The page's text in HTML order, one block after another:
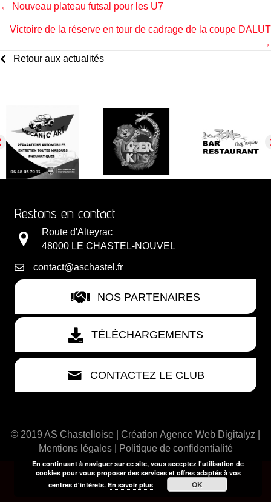
Posts
navigation
← Nouveau plateau futsal pour les U7
Victoire de la réserve en tour de cadrage de la coupe DALUT
→
Retour aux actualités
Restons en contact
Route d'Alteyrac
48000 LE CHASTEL-NOUVEL
contact@aschastel.fr
NOS PARTENAIRES
TÉLÉCHARGEMENTS
CONTACTEZ LE CLUB
© 2019 AS Chastelloise | Création Agence Web Digitalyz
Mentions légales| Politique de confidentialité
En continuant à naviguer sur ce site, vous acceptez l'utilisation de
cookies pour vous proposer des services et offres adaptés à vos
centres d'intérêts.En savoir plus OK